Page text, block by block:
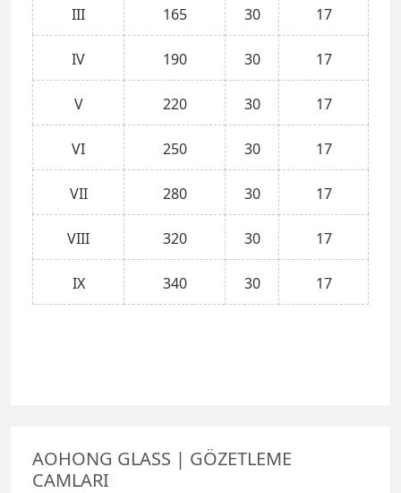
III 165 30 17
IV 190 30 17
V 220 30 17
VI 250 30 17
VII 280 30 17
VIII 320 30 17
IX 340 30 17
AOHONG GLASS | GÖZETLEME
CAMLARI